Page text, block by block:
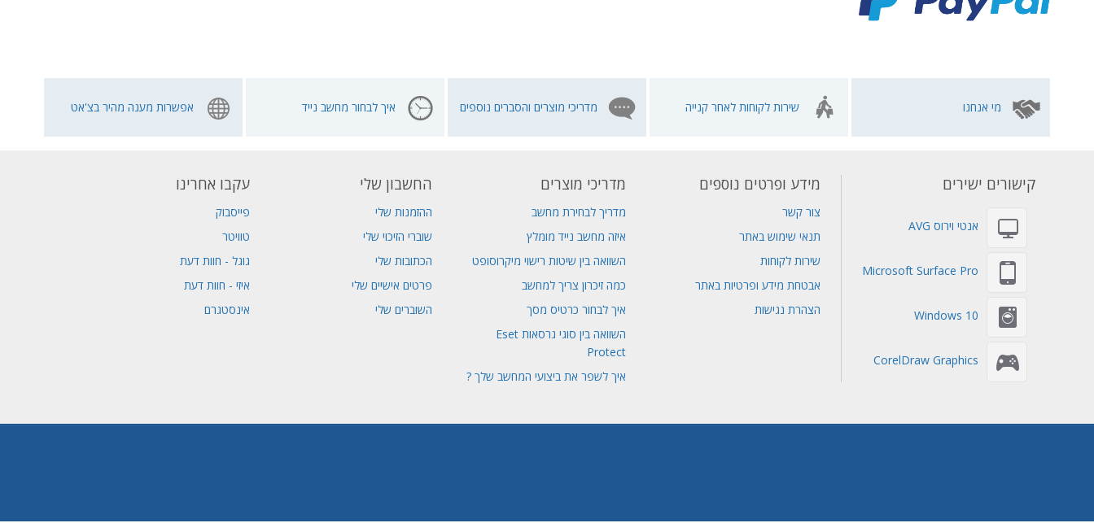
מי אנחנו שירות לקוחות לאחר קנייה מדריכי מוצרים והסברים נוספים איך לבחור מחשב נייד אפשרות מענה מהיר בצ'אט
קישורים ישירים
אנטי וירוס AVG
Microsoft Surface Pro
Windows 10
CorelDraw Graphics
מידע ופרטים נוספים
צור קשר
תנאי שימוש באתר
שירות לקוחות
אבטחת מידע ופרטיות באתר
הצהרת נגישות
מדריכי מוצרים
מדריך לבחירת מחשב
איזה מחשב נייד מומלץ
השוואה בין שיטות רישוי מיקרוסופט
כמה זיכרון צריך למחשב
איך לבחור כרטיס מסך
השוואה בין סוגי גרסאות Eset
Protect
איך לשפר את ביצועי המחשב שלך ?
החשבון שלי
ההזמנות שלי
שוברי הזיכוי שלי
הכתובות שלי
פרטים אישיים שלי
השוברים שלי
עקבו אחרינו
פייסבוק
טוויטר
גוגל - חוות דעת
איזי - חוות דעת
אינסטגרם